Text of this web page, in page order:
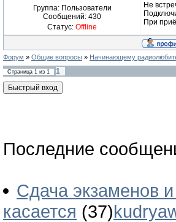
Группа: Пользователи
Сообщений: 430
Статус: Offline
Не
При
Форум » Общие вопросы » Начинающему
Страница 1 из 1 1
Последние
Сдача экзаменов и
касается (37)